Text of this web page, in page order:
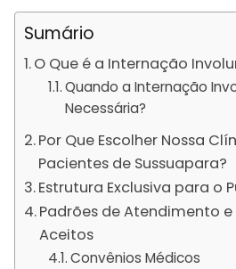
Sumário
O Que é a Internação
Quando a Internação
Necessária?
Por Que Escolher Nossa
Pacientes de Sussuapara?
Estrutura Exclusiva para o
Padrões de Atendimento
Aceitos
Convênios Médicos